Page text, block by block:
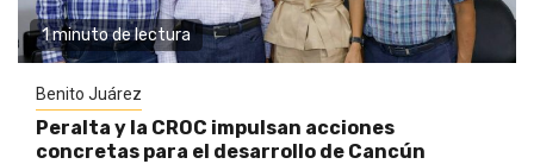
1 minuto de lectura
Benito Juárez
Peralta y la CROC impulsan acciones
concretas para el desarrollo de Cancún